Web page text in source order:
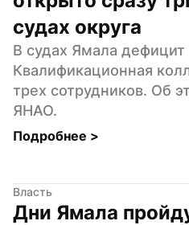
судах округа
В судах Ямала дефицит
Квалификационная
трех сотрудников. Об
ЯНАО.
Подробнее >
Власть
Дни Ямала